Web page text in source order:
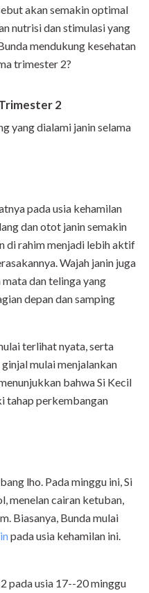
akan semakin optimal
nutrisi dan stimulasi yang
mendukung kesehatan
trimester 2?
2
yang dialami janin selama
pada usia kehamilan
dan otot janin semakin
di rahim menjadi lebih aktif
Wajah janin juga
dan telinga yang
depan dan samping
terlihat nyata, serta
mulai menjalankan
bahwa Si Kecil
tahap perkembangan
lho. Pada minggu ini, Si
menelan cairan ketuban,
Biasanya, Bunda mulai
pada usia kehamilan ini.
pada usia 17--20 minggu